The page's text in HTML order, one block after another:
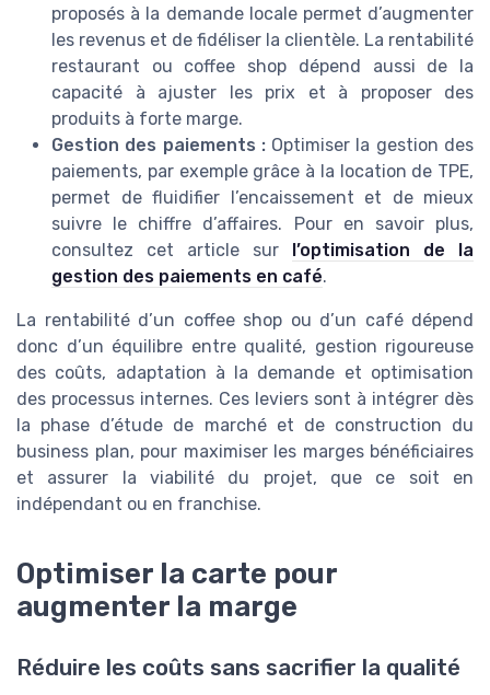
proposés à la demande locale permet d’augmenter
les revenus et de fidéliser la clientèle. La rentabilité
restaurant ou coffee shop dépend aussi de la
capacité à ajuster les prix et à proposer des
produits à forte marge.
Gestion des paiements :Optimiser la gestion des
paiements, par exemple grâce à la location de TPE,
permet de fluidifier l’encaissement et de mieux
suivre le chiffre d’affaires. Pour en savoir plus,
consultez cet article sur
l’optimisation de la
gestion des paiements en café.
La rentabilité d’un coffee shop ou d’un café dépend
donc d’un équilibre entre qualité, gestion rigoureuse
des coûts, adaptation à la demande et optimisation
des processus internes. Ces leviers sont à intégrer dès
la phase d’étude de marché et de construction du
business plan, pour maximiser les marges bénéficiaires
et assurer la viabilité du projet, que ce soit en
indépendant ou en franchise.
Optimiser la carte pour
augmenter la marge
Réduire les coûts sans sacrifier la qualité